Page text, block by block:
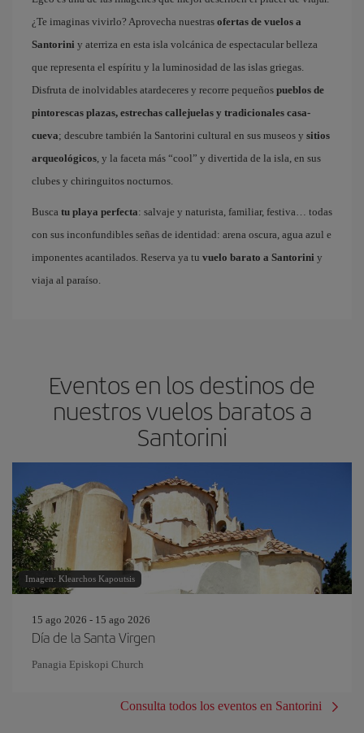
¿Te imaginas vivirlo? Aprovecha nuestras ofertas de vuelos a
Santorini y aterriza en esta isla volcánica de espectacular belleza
que representa el espíritu y la luminosidad de las islas griegas.
Disfruta de inolvidables atardeceres y recorre pequeños pueblos de
pintorescas plazas, estrechas callejuelas y tradicionales casa-
cueva; descubre también la Santorini cultural en sus museos y sitios
arqueológicos, y la faceta más “cool” y divertida de la isla, en sus
clubes y chiringuitos nocturnos.
Busca tu playa perfecta: salvaje y naturista, familiar, festiva… todas
con sus inconfundibles señas de identidad: arena oscura, agua azul e
imponentes acantilados. Reserva ya tu vuelo barato a Santorini y
viaja al paraíso.
Eventos en los destinos de
nuestros vuelos baratos a
Santorini
Imagen: Klearchos Kapoutsis
15 ago 2026 - 15 ago 2026
Día de la Santa Virgen
Panagia Episkopi Church
Consulta todos los eventos en Santorini